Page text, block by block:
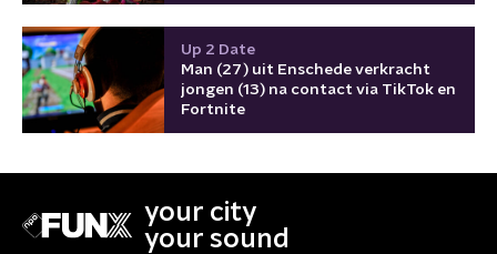
Up 2 Date
Man (27) uit Enschede verkracht
jongen (13) na contact via TikTok en
Fortnite
your city
your sound